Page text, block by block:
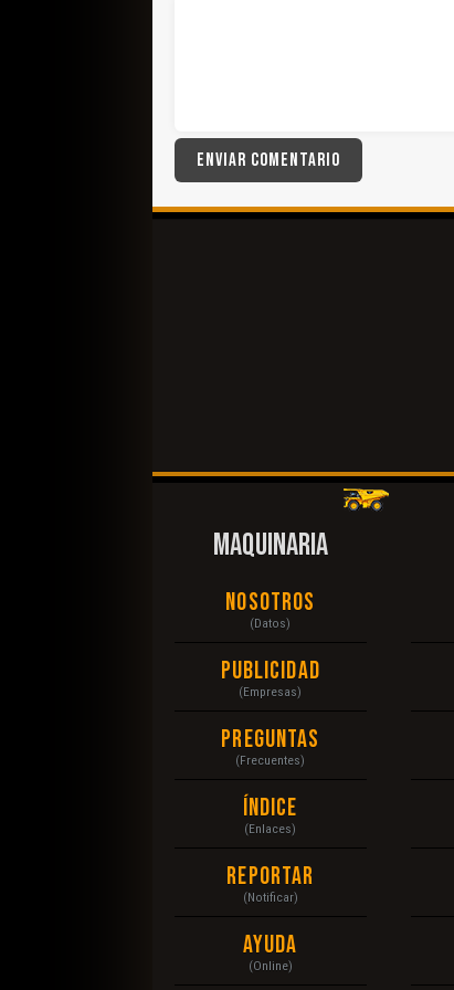
MAQUINARIA
Nosotros
(Datos)
Publicidad
(Empresas)
Preguntas
(Frecuentes)
Índice
(Enlaces)
Reportar
(Notificar)
Ayuda
(Online)